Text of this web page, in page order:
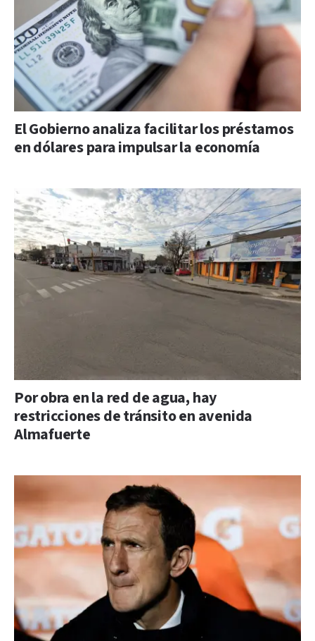
El Gobierno analiza facilitar los préstamos
en dólares para impulsar la economía
Por obra en la red de agua, hay
restricciones de tránsito en avenida
Almafuerte